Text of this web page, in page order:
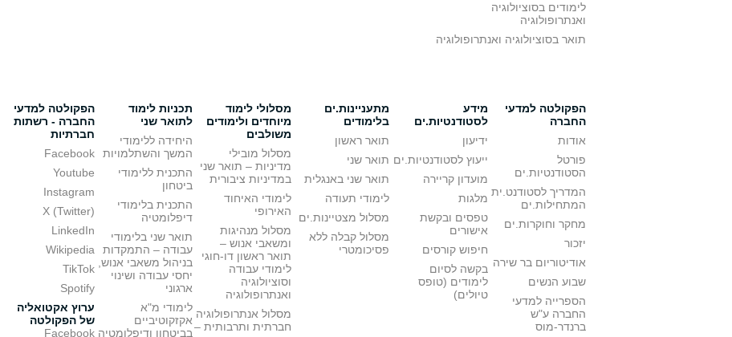
לימודים בסוציולוגיה
ואנתרופולוגיה
תואר בסוציולוגיה ואנתרופולוגיה
הפקולטה למדעי
החברה
אודות
פורטל
הסטודנטיות.ים
המדריך לסטודנט.ית
המתחילות.ים
מחקר וחוקרות.ים
יזכור
אודיטוריום בר שירה
שבוע הנשים
הספרייה למדעי
החברה ע"ש
ברנדר-מוס
מידע
לסטודנטיות.ים
ידיעון
ייעוץ לסטודנטיות.ים
מועדון קריירה
מלגות
טפסים ובקשת
אישורים
חיפוש קורסים
בקשה לסיום
לימודים (טופס
טיולים)
מתעניינות.ים
בלימודים
תואר ראשון
תואר שני
תואר שני באנגלית
לימודי תעודה
מסלול מצטיינות.ים
מסלול קבלה ללא
פסיכומטרי
מסלולי לימוד
מיוחדים ולימודים
משולבים
מסלול מובילי
מדיניות – תואר שני
במדיניות ציבורית
לימודי האיחוד
האירופי
מסלול מנהיגות
ומשאבי אנוש –
תואר ראשון דו-חוגי
לימודי עבודה
וסוציולוגיה
ואנתרופולוגיה
מסלול אנתרופולוגיה
חברתית ותרבותית –
תכניות לימוד
לתואר שני
היחידה ללימודי
המשך והשתלמויות
התכנית ללימודי
ביטחון
התכנית בלימודי
דיפלומטיה
תואר שני בלימודי
עבודה – התמקדות
בניהול משאבי אנוש,
יחסי עבודה ושינוי
ארגוני
לימודי מ"א
אקזקוטיביים
בביטחון ודיפלומטיה
הפקולטה למדעי
החברה - רשתות
חברתיות
Facebook
Youtube
Instagram
X (Twitter)
LinkedIn
Wikipedia
TikTok
Spotify
ערוץ אקטואליה
של הפקולטה
Facebook